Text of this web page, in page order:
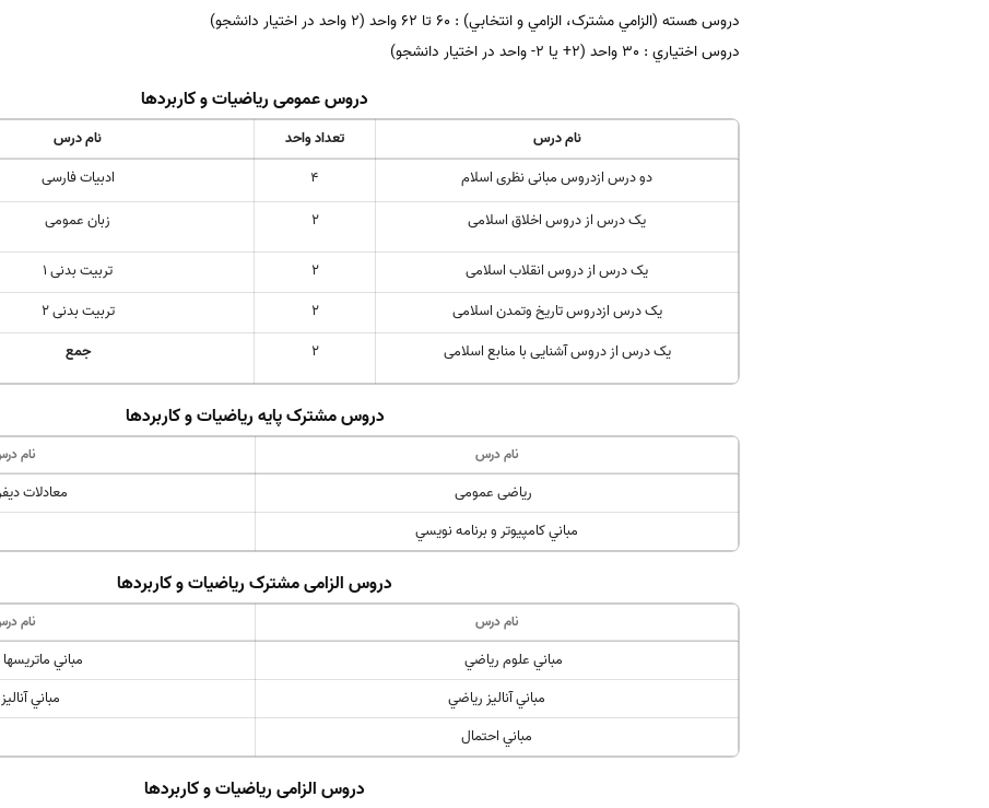
دروس هسته (الزامي مشترک، الزامي و انتخابي) : 60 تا 62 واحد (2 واحد در اختيار دانشجو)
دروس اختياري : 30 واحد (2+ يا 2- واحد در اختيار دانشجو)
دروس عمومی ریاضیات و کاربردها
نام درس تعداد واحد نام درس
دو درس ازدروس مبانی نظری اسلام
4 ادبیات فارسی
یک درس از دروس اخلاق اسلامی
2 زبان عمومی
یک درس از دروس انقلاب اسلامی 2 تربیت بدنی 1
یک درس ازدروس تاریخ وتمدن اسلامی
2 تربیت بدنی 2
یک درس از دروس آشنایی با منابع اسلامی
2 جمع
دروس مشترک پایه ریاضیات و کاربردها
نام درس نام
ریاضی عمومی
معادلات
مباني کامپيوتر و برنامه نويسي
دروس الزامی مشترک ریاضیات و کاربردها
نام درس نام
مباني علوم رياضي
مباني
مباني آناليز رياضي
مباني
مباني احتمال
دروس الزامی ریاضیات و کاربردها